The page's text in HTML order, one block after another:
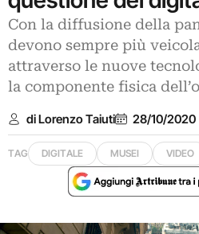
Con la diffusione della
devono sempre più
attraverso le nuove
la componente fisica
di Lorenzo Taiuti 28/10/2020
TAG DIGITALE MUSEI VIDEO